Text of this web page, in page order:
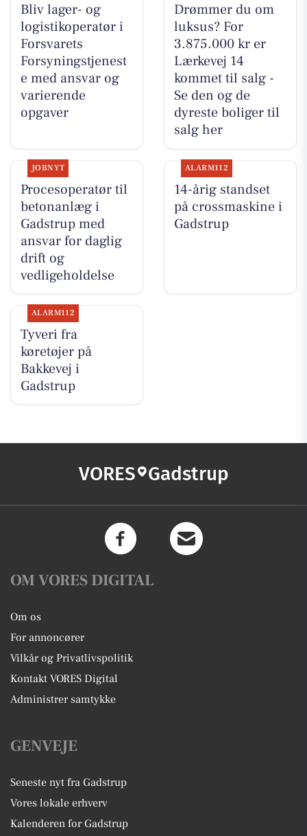
Bliv lager- og
logistikoperatør i
Forsvarets
Forsyningstjenest
e med ansvar og
varierende
opgaver
Drømmer du om
luksus? For
3.875.000 kr er
Lærkevej 14
kommet til salg -
Se den og de
dyreste boliger til
salg her
JOBNYT
Procesoperatør til
betonanlæg i
Gadstrup med
ansvar for daglig
drift og
vedligeholdelse
ALARM112
14-årig standset
på crossmaskine i
Gadstrup
ALARM112
Tyveri fra
køretøjer på
Bakkevej i
Gadstrup
VORES Gadstrup
OM VORES DIGITAL
Om os
For annoncører
Vilkår og Privatlivspolitik
Kontakt VORES Digital
Administrer samtykke
GENVEJE
Seneste nyt fra Gadstrup
Vores lokale erhverv
Kalenderen for Gadstrup